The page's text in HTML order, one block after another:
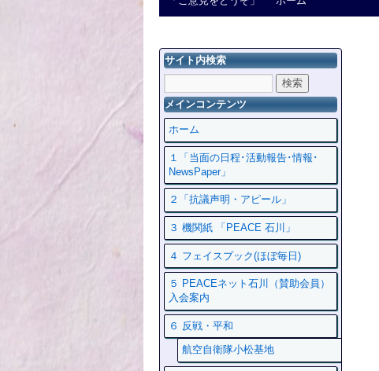
サイト内検索
メインコンテンツ
ホーム
１「当面の日程･活動報告･情報･
NewsPaper」
２「抗議声明・アピール」
３ 機関紙 「PEACE 石川」
４ フェイスプック(ほぼ毎日)
５ PEACEネット石川（賛助会員）
入会案内
６ 反戦・平和
航空自衛隊小松基地